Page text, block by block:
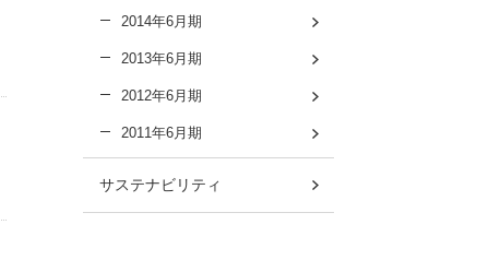
2014年6月期
2013年6月期
2012年6月期
2011年6月期
サステナビリティ